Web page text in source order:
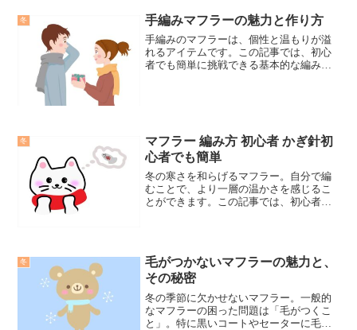
冬 手編みマフラーの魅力と作り方
手編みのマフラーは、個性と温もりが溢
れるアイテムです。この記事では、初心
者でも簡単に挑戦できる基本的な編み方
フラーを作ってみませんか？
冬
マフラー 編み方 初心者 かぎ針初
心者でも簡単
冬の寒さを和らげるマフラー。自分で編
むことで、より一層の温かさを感じるこ
とができます。この記事では、初心者で
み目がきれいに仕上がりま...
冬
毛がつかないマフラーの魅力と、
その秘密
冬の季節に欠かせないマフラー。一般的
なマフラーの困った問題は「毛がつくこ
と」。特に黒いコートやセーターに毛が